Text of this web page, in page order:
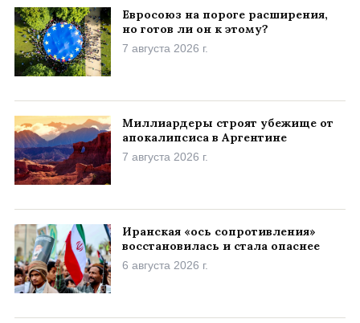
Евросоюз на пороге расширения,
но готов ли он к этому?
7 августа 2026 г.
Миллиардеры строят убежище от
апокалипсиса в Аргентине
7 августа 2026 г.
Иранская «ось сопротивления»
восстановилась и стала опаснее
6 августа 2026 г.